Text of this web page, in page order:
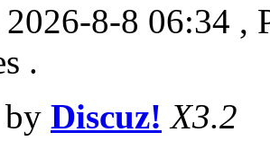
8-8 06:34 ,
.
by Discuz! X3.2